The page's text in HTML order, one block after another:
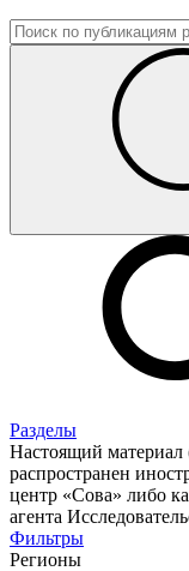
Разделы
Настоящий
распространен
центр «Сова» либо
агента
Фильтры
Регионы